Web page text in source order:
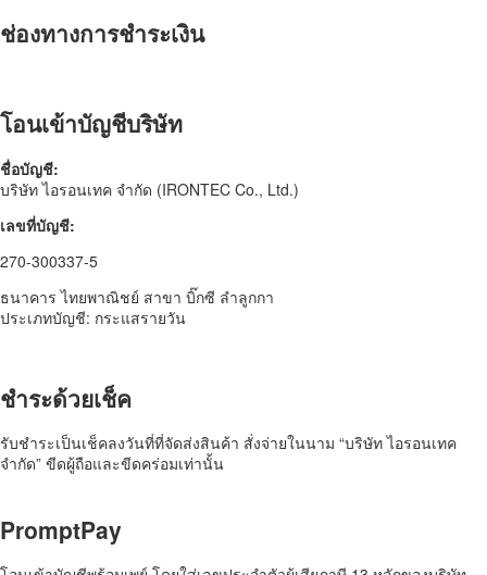
ช่องทางการชำระเงิน
โอนเข้าบัญชีบริษัท
ชื่อบัญชี:
บริษัท ไอรอนเทค จำกัด (IRONTEC Co., Ltd.)
เลขที่บัญชี:
270-300337-5
ธนาคาร ไทยพาณิชย์ สาขา บิ๊กซี ลำลูกกา
ประเภทบัญชี: กระแสรายวัน
ชำระด้วยเช็ค​
รับชำระเป็นเช็คลงวันที่ที่จัดส่งสินค้า สั่งจ่ายในนาม “บริษัท ไอรอนเทค
จำกัด” ขีดผู้ถือและขีดคร่อมเท่านั้น
PromptPay